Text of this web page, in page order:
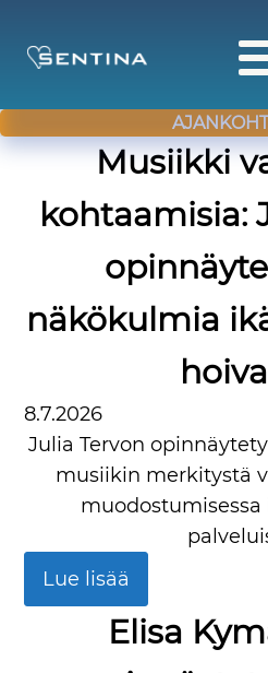
Musiikki
kohtaamisia:
näkökulmia
8.7.2026
Julia Tervon
musiikin merkitystä
Lue lisää
Elisa